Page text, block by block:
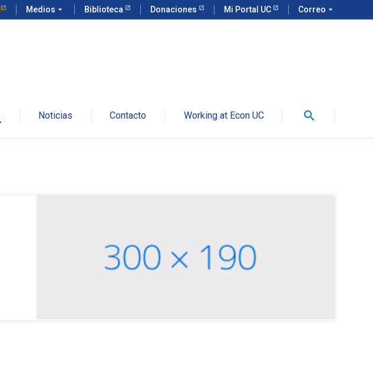
Medios arrow_drop_down Biblioteca Donaciones Mi Portal UC Correo arrow_drop_down
Noticias Contacto Working at Econ UC search